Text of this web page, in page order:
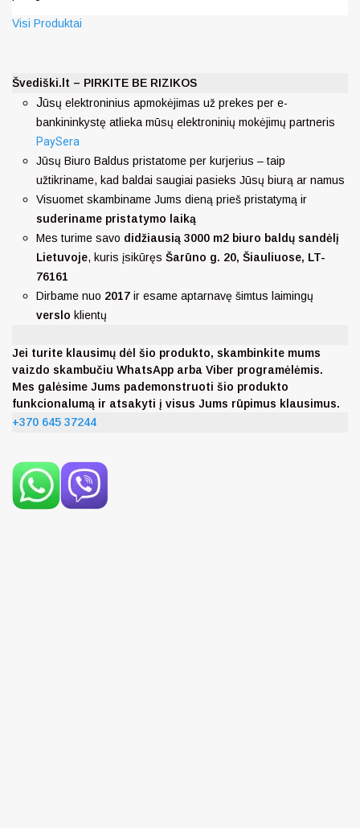
Visi Produktai
Švediški.lt – PIRKITE BE RIZIKOS
Jūsų elektroninius apmokėjimas už prekes per e-
bankininkystę atlieka mūsų elektroninių mokėjimų partneris
PaySera
Jūsų Biuro Baldus pristatome per kurjerius – taip
užtikriname, kad baldai saugiai pasieks Jūsų biurą ar namus
Visuomet skambiname Jums dieną prieš pristatymą ir
suderiname pristatymo laiką
Mes turime savo didžiausią 3000 m2 biuro baldų sandėlį
Lietuvoje, kuris įsikūręs Šarūno g. 20, Šiauliuose, LT-
76161
Dirbame nuo 2017 ir esame aptarnavę šimtus laimingų
verslo klientų
Jei turite klausimų dėl šio produkto, skambinkite mums
vaizdo skambučiu WhatsApp arba Viber programėlėmis.
Mes galėsime Jums pademonstruoti šio produkto
funkcionalumą ir atsakyti į visus Jums rūpimus klausimus.
+370 645 37244